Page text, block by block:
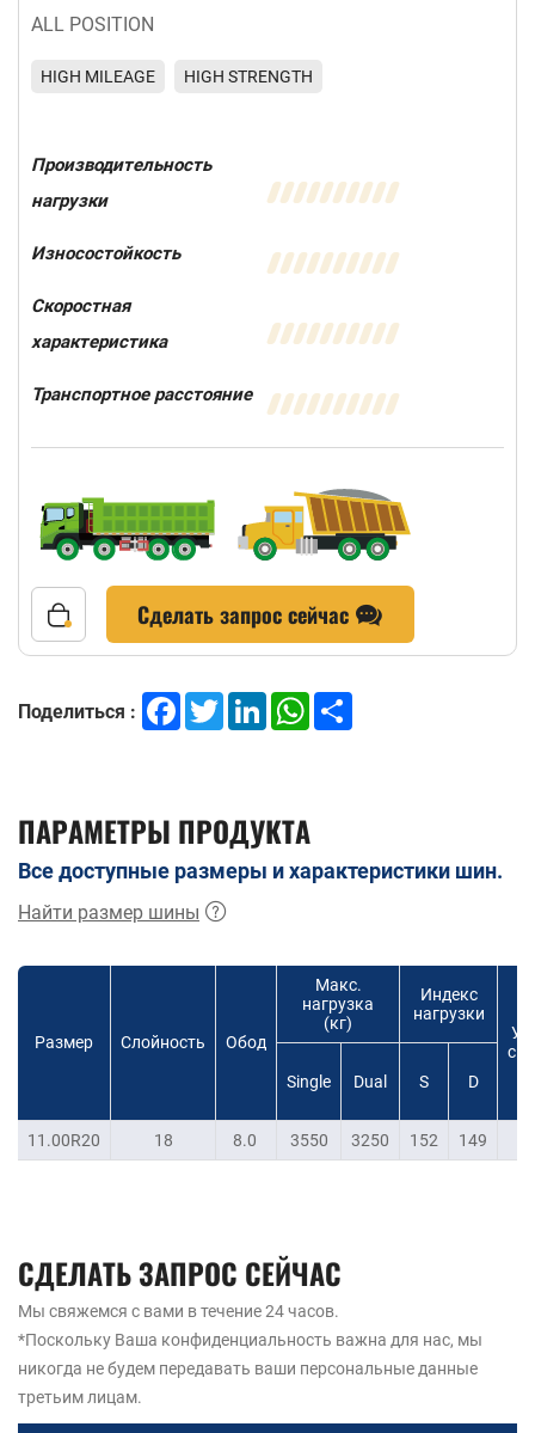
ALL POSITION
HIGH MILEAGE HIGH STRENGTH
Производительность
нагрузки
Износостойкость
Скоростная
характеристика
Транспортное расстояние
Сделать запрос сейчас
Поделиться : FacebookTwitterLinkedInWhatsApp
ПАРАМЕТРЫ ПРОДУКТА
Все доступные размеры и характеристики шин.
Найти размер шины
Размер Слойность Обод
Макс.
нагрузка
(кг)
Индекс
нагрузки
Single
Dual S D
11.00R20 18 8.0 3550 3250 152 149
СДЕЛАТЬ ЗАПРОС СЕЙЧАС
Мы свяжемся с вами в течение 24 часов.
*Поскольку Ваша конфиденциальность важна для нас, мы
никогда не будем передавать ваши персональные данные
третьим лицам.